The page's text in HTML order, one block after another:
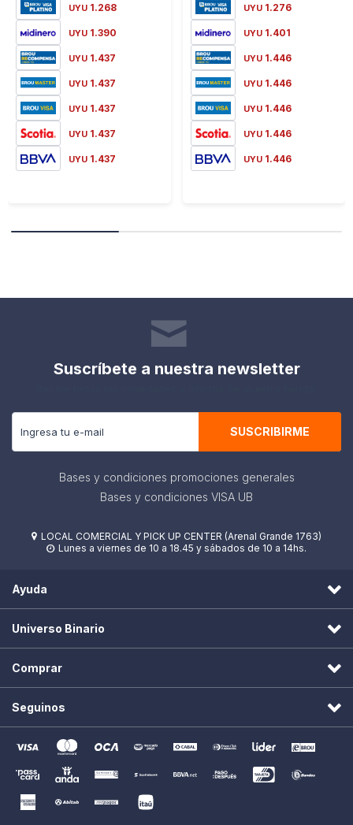
UYU 1.268
UYU 1.390
UYU 1.437
UYU 1.437
UYU 1.437
UYU 1.437
UYU 1.437
UYU 1.276
UYU 1.401
UYU 1.446
UYU 1.446
UYU 1.446
UYU 1.446
UYU 1.446
Suscríbete a nuestra newsletter
SUSCRIBIRME
Bases y condiciones promociones generales
Bases y condiciones VISA UB
 LOCAL COMERCIAL Y PICK UP CENTER (Arenal Grande 1763)
 Lunes a viernes de 10 a 18.45 y sábados de 10 a 14hs.
Ayuda
Universo Binario
Comprar
Seguinos